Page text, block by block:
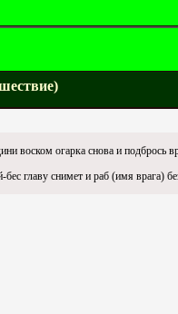
воском огарка снова и подбрось
главу снимет и раб (имя врага)